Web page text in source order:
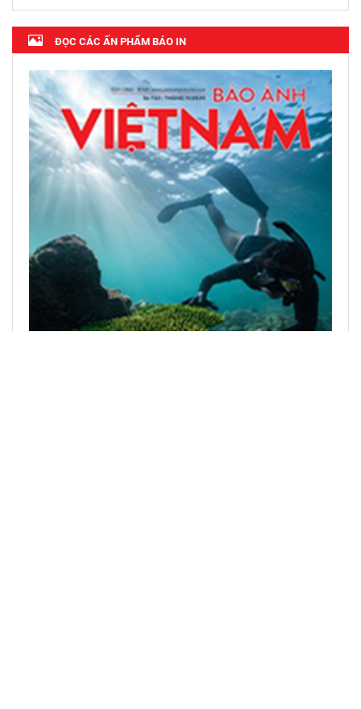
ĐỌC CÁC ẤN PHẨM BÁO IN